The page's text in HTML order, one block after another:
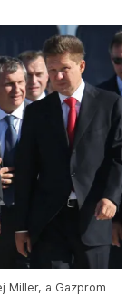
Miller, a Gazprom